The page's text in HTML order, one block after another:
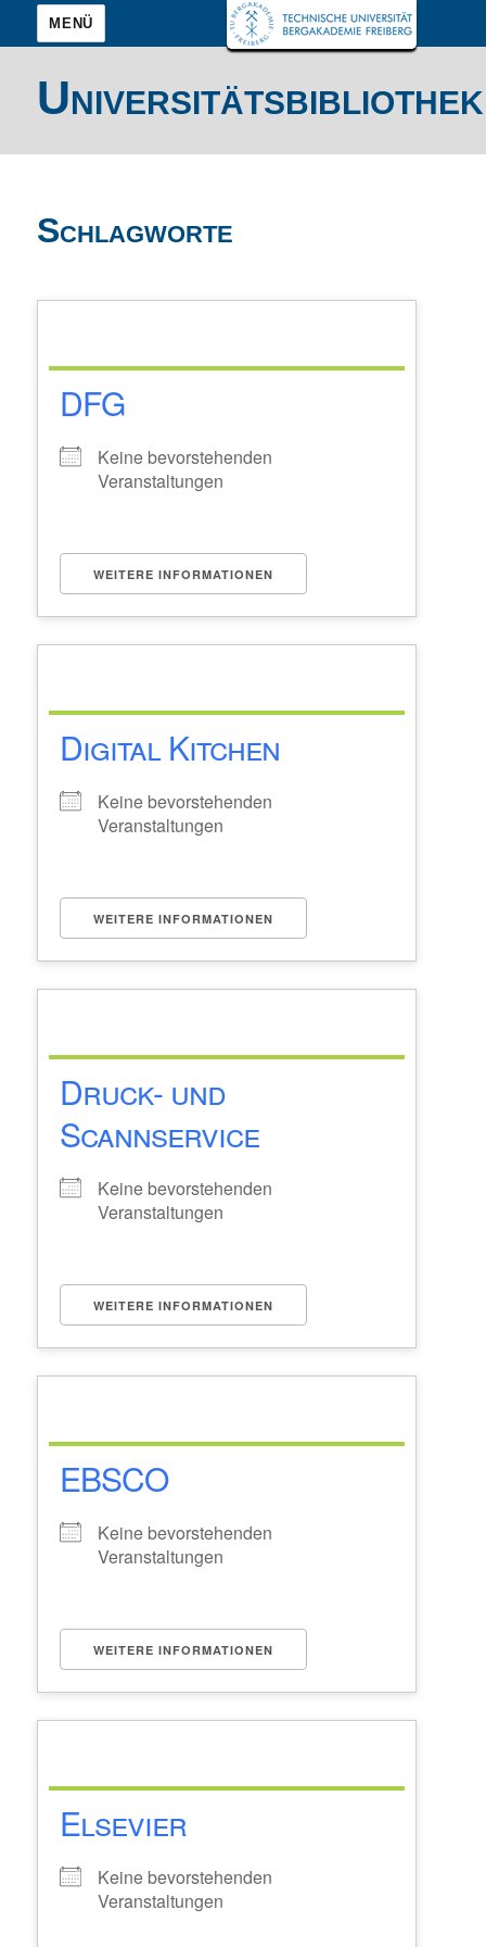
MENÜ
Universitätsbibliothek
Schlagworte
DFG
Keine bevorstehenden
Veranstaltungen
WEITERE INFORMATIONEN
Digital Kitchen
Keine bevorstehenden
Veranstaltungen
WEITERE INFORMATIONEN
Druck- und
Scannservice
Keine bevorstehenden
Veranstaltungen
WEITERE INFORMATIONEN
EBSCO
Keine bevorstehenden
Veranstaltungen
WEITERE INFORMATIONEN
Elsevier
Keine bevorstehenden
Veranstaltungen